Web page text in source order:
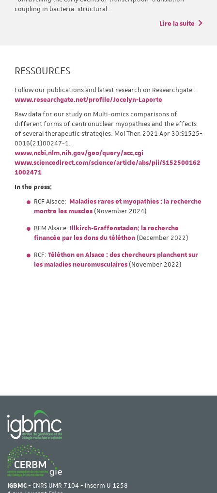
coupling in bacteria: structural…
Lire la suite
RESSOURCES
Follow our publications and latest research on Researchgate :
www.researchgate.net/profile/Jocelyn-Laporte
Raw data for our study on Multi-omics comparisons of
different forms of centronuclear myopathies and the effects
of several therapeutic strategies. Mol Ther. 2021 Apr 30:S1525-
0016(21)00247-1.
www.ncbi.nlm.nih.gov/geo/query/acc.cgi
www.sciencedirect.com/science/article/abs/pii/S152500162
1002471
In the press:
RCF Alsace: Maladies rares et myopathies : la recherche
montre les muscles (November 2024)
BFM Alsace: Illkirch-Graffenstaden: la recherche
financée par les dons du téléthon (December 2022)
RCF: Téléthon en Alsace : des chercheurs planchent sur
les maladies neuromusculaires (November 2022)
IGBMC- CNRS UMR 7104 - Inserm U 1258